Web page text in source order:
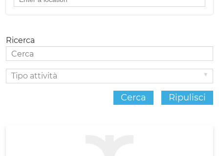
Ricerca
Tipo
attività
Cerca Ripulisci